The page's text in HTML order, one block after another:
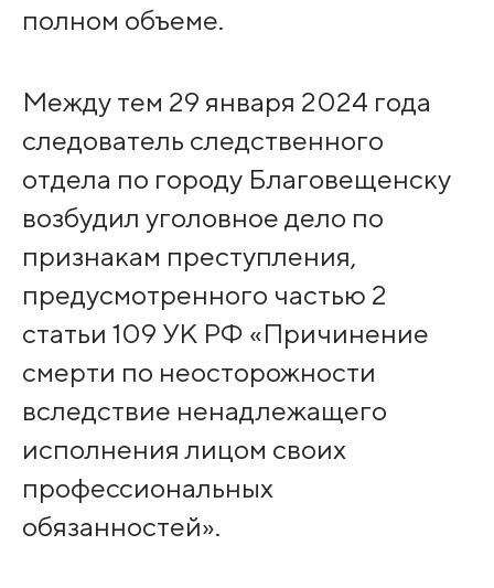
полном объеме.
Между тем 29 января 2024 года
следователь следственного
отдела по городу Благовещенску
возбудил уголовное дело по
признакам преступления,
предусмотренного частью 2
статьи 109 УК РФ «Причинение
смерти по неосторожности
вследствие ненадлежащего
исполнения лицом своих
профессиональных
обязанностей».